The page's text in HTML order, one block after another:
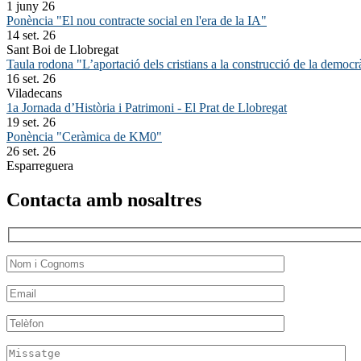
1 juny 26
Ponència "El nou contracte social en l'era de la IA"
14 set. 26
Sant Boi de Llobregat
Taula rodona "L’aportació dels cristians a la construcció de la
16 set. 26
Viladecans
1a Jornada d’Història i Patrimoni - El Prat de Llobregat
19 set. 26
Ponència "Ceràmica de KM0"
26 set. 26
Esparreguera
Contacta amb nosaltres